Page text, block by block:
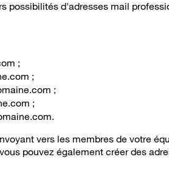
possibilités d'adresses mail
;
;
;
;
vers les membres de votre
pouvez également créer des